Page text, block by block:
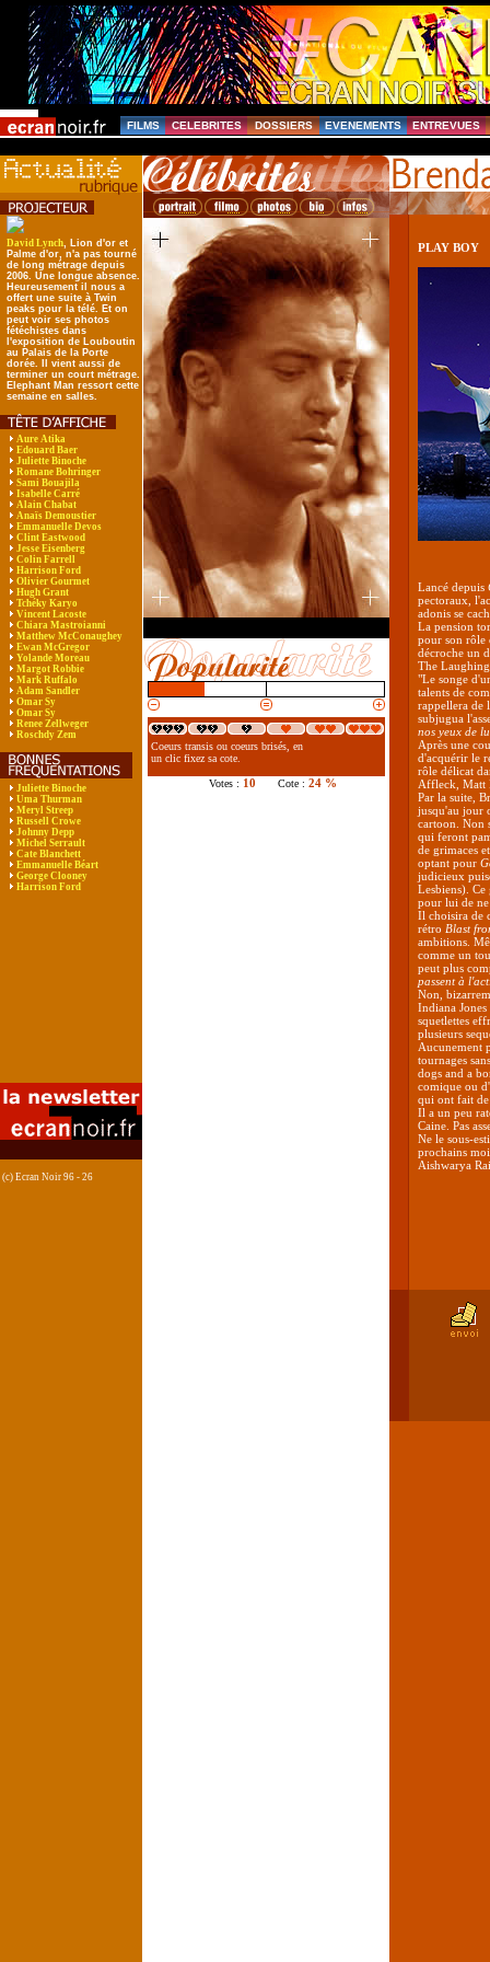
FILMS CELEBRITES DOSSIERS EVENEMENTS ENTREVUES
David Lynch, Lion d'or et
Palme d'or, n'a pas tourné
de long métrage depuis
2006. Une longue absence.
Heureusement il nous a
offert une suite à Twin
peaks pour la télé. Et on
peut voir ses photos
fétéchistes dans
l'exposition de Louboutin
au Palais de la Porte
dorée. Il vient aussi de
terminer un court métrage.
Elephant Man ressort cette
semaine en salles.
Aure Atika
Edouard Baer
Juliette Binoche
Romane Bohringer
Sami Bouajila
Isabelle Carré
Alain Chabat
Anaïs Demoustier
Emmanuelle Devos
Clint Eastwood
Jesse Eisenberg
Colin Farrell
Harrison Ford
Olivier Gourmet
Hugh Grant
Tchéky Karyo
Vincent Lacoste
Chiara Mastroianni
Matthew McConaughey
Ewan McGregor
Yolande Moreau
Margot Robbie
Mark Ruffalo
Adam Sandler
Omar Sy
Omar Sy
Renee Zellweger
Roschdy Zem
Juliette Binoche
Uma Thurman
Meryl Streep
Russell Crowe
Johnny Depp
Michel Serrault
Cate Blanchett
Emmanuelle Béart
George Clooney
Harrison Ford
(c) Ecran Noir 96 - 26
Coeurs transis ou coeurs brisés, en
un clic fixez sa cote.
Votes : 10 Cote : 24 %
PLAY BOY
Lancé depuis
pectoraux,
adonis se
La pension
pour son
décroche un
The
"Le songe
talents de
rappellera de
subjugua
nos yeux de
Après une
d'acquérir le
rôle délicat
Affleck, Matt
Par la suite,
jusqu'au jour
cartoon. Non
qui feront
de grimaces
optant pour
judicieux
Lesbiens).
pour lui de
Il choisira de
rétro Blast
ambitions.
comme un
peut plus
passent à
Non,
Indiana
squetlettes
plusieurs
Aucunement
tournages
dogs and a
comique ou
qui ont fait de
Il a un peu
Caine. Pas
Ne le sous-
prochains
Aishwarya